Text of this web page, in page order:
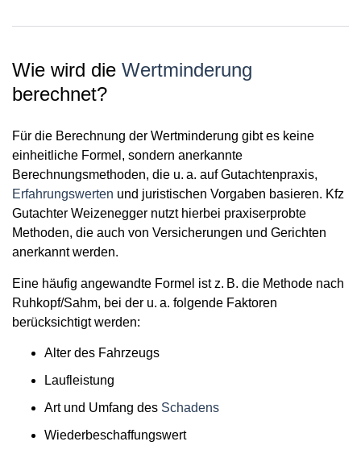
Wie wird die Wertminderung
berechnet?
Für die Berechnung der Wertminderung gibt es keine
einheitliche Formel , sondern anerkannte
Berechnungsmethoden, die u. a. auf Gutachtenpraxis,
Erfahrungswerten und juristischen Vorgaben basieren. Kfz
Gutachter Weizenegger nutzt hierbei praxiserprobte
Methoden, die auch von Versicherungen und Gerichten
anerkannt werden.
Eine häufig angewandte Formel ist z. B. die Methode nach
Ruhkopf/Sahm, bei der u. a. folgende Faktoren
berücksichtigt werden:
Alter des Fahrzeugs
Laufleistung
Art und Umfang des Schadens
Wiederbeschaffungswert